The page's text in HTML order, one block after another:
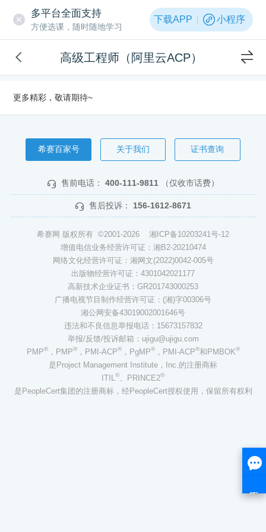
多平台全面支持
方便选课，随时随地学习
下载APP 小程序
高级工程师（阿里云ACP）
更多精彩，敬请期待~
希赛百家号 关于我们 证书查询
售前电话： 400-111-9811 （仅收市话费）
售后投诉： 156-1612-8671
希赛网 版权所有 ©2001-2026 湘ICP备10203241号-12
增值电信业务经营许可证：湘B2-20210474
网络文化经营许可证：湘网文(2022)0042-005号
出版物经营许可证：4301042021177
高新技术企业证书：GR201743000253
广播电视节目制作经营许可证：(湘)字00306号
湘公网安备43019002001646号
违法和不良信息举报电话：15673157832
举报/反馈/投诉邮箱：ujigu@ujigu.com
PMP®，PMP®，PMI-ACP®，PgMP®，PMI-ACP®和PMBOK®
是Project Management Institute，Inc.的注册商标
ITIL®、PRINCE2®
是PeopleCert集团的注册商标，经PeopleCert授权使用，保留所有权利